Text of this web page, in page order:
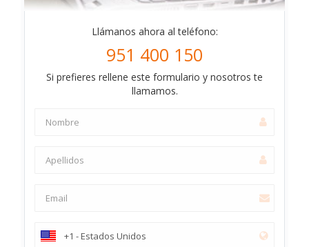
Llámanos ahora al teléfono:
951 400 150
Si prefieres rellene este formulario y nosotros te
llamamos.